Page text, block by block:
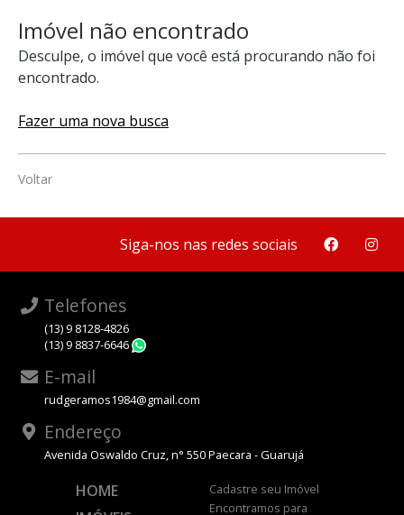
Imóvel não encontrado
Desculpe, o imóvel que você está procurando não foi
encontrado.
Fazer uma nova busca
Voltar
Siga-nos nas redes sociais
Telefones
(13) 9 8128-4826
(13) 9 8837-6646
E-mail
rudgeramos1984@gmail.com
Endereço
Avenida Oswaldo Cruz, n° 550 Paecara - Guarujá
HOME
Cadastre seu Imóvel
Encontramos para